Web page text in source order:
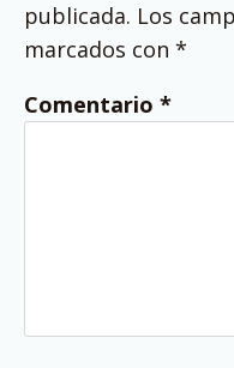
publicada. Los
marcados con *
Comentario *